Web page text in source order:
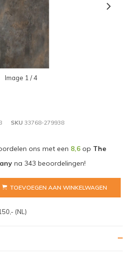
Image 1 / 4
SKU 33768-279938
ons met een 8,6op The
na 343 beoordelingen!
TOEVOEGEN AAN WINKELWAGEN
(NL)